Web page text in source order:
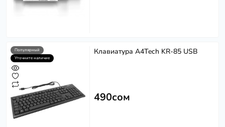
Популярный
Уточните наличие
Клавиатура A4Tech KR-85 USB
490сом